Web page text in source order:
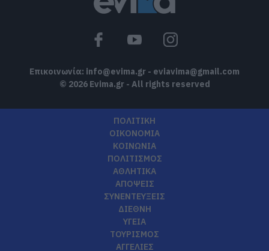
Επικοινωνία: info@evima.gr - eviavima@gmail.com
© 2026 Evima.gr - All rights reserved
ΠΟΛΙΤΙΚΗ
ΟΙΚΟΝΟΜΙΑ
ΚΟΙΝΩΝΙΑ
ΠΟΛΙΤΙΣΜΟΣ
ΑΘΛΗΤΙΚΑ
ΑΠΟΨΕΙΣ
ΣΥΝΕΝΤΕΥΞΕΙΣ
ΔΙΕΘΝΗ
ΥΓΕΙΑ
ΤΟΥΡΙΣΜΟΣ
ΑΓΓΕΛΙΕΣ